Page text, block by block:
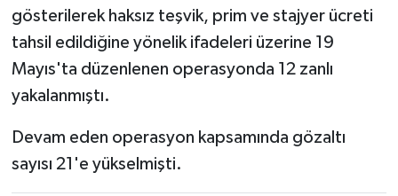
gösterilerek haksız teşvik, prim ve stajyer ücreti
tahsil edildiğine yönelik ifadeleri üzerine 19
Mayıs'ta düzenlenen operasyonda 12 zanlı
yakalanmıştı.
Devam eden operasyon kapsamında gözaltı
sayısı 21'e yükselmişti.